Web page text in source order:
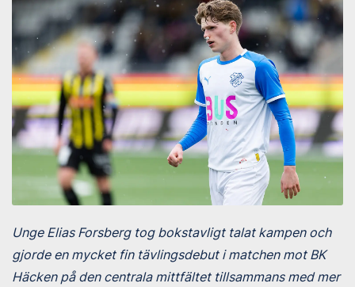
Unge Elias Forsberg tog bokstavligt talat kampen och
gjorde en mycket fin tävlingsdebut i matchen mot BK
Häcken på den centrala mittfältet tillsammans med mer